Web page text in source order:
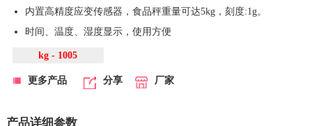
内置高精度应变传感器，食品秤重量可达5kg，刻度:1g。
时间、温度、湿度显示，使用方便
kg - 1005
更多产品 分享 厂家
产品详细参数